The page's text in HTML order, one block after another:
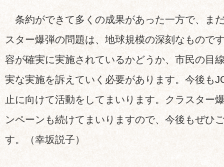
条約ができて多くの成果があった一方で、ま
スター爆弾の問題は、地球規模の深刻なもので
容が確実に実施されているかどうか、市民の目
実な実施を訴えていく必要があります。今後も
止に向けて活動をしてまいります。クラスター
ンペーンも続けてまいりますので、今後もぜひ
す。（幸坂説子）